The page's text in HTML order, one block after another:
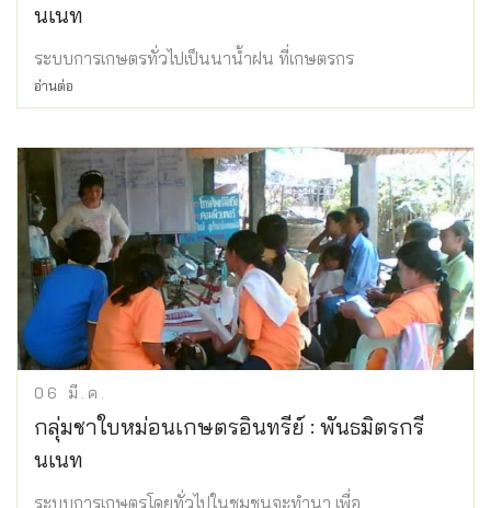
นเนท
ระบบการเกษตรทั่วไปเป็นนาน้ำฝน ที่เกษตรกร
อ่านต่อ
06 มี.ค.
กลุ่มชาใบหม่อนเกษตรอินทรีย์ : พันธมิตรกรี
นเนท
ระบบการเกษตรโดยทั่วไปในชุมชนจะทำนา เพื่อ